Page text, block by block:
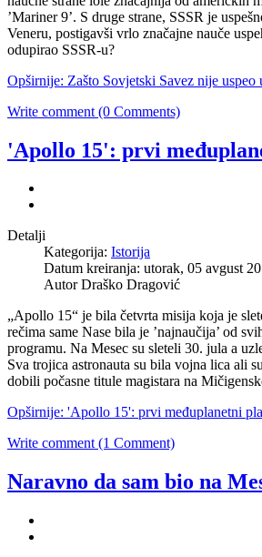
’Mariner 9’. S druge strane, SSSR je
Veneru, postigavši vrlo značajne nauče
odupirao SSSR-u?
Opširnije: Zašto Sovjetski Savez nije uspeo
Write comment (0 Comments)
'Apollo 15': prvi
Detalji
Kategorija: Istorija
Datum kreiranja: utorak, 05 avgust
Autor Draško Dragović
„Apollo 15“ je bila četvrta misija koja je
rečima same Nase bila je ’najnaučija’ od
programu. Na Mesec su sleteli 30. jula a
Sva trojica astronauta su bila vojna lica ali
dobili počasne titule magistara na
Opširnije: 'Apollo 15': prvi međuplanetni
Write comment (1 Comment)
Naravno da sam bio na